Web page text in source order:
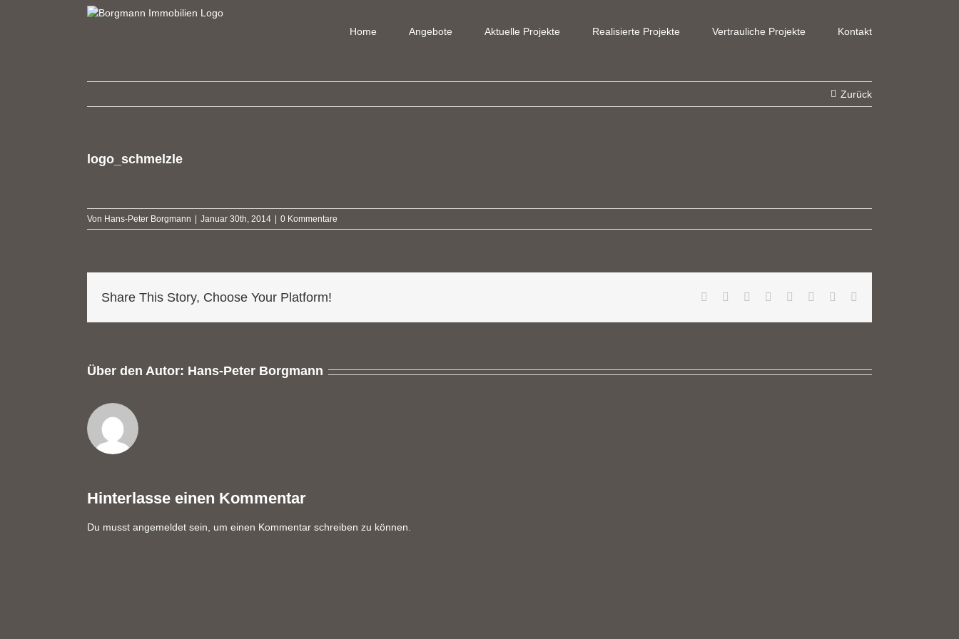
Home Angebote Aktuelle Projekte Realisierte Projekte Vertrauliche Projekte Kontakt
Zurück
logo_schmelzle
Von Hans-Peter Borgmann Januar 30th, 2014 0 Kommentare
Share This Story, Choose Your Platform! Facebook Reddit LinkedIn
TumblrPinterest
Über den Autor: Hans-Peter Borgmann
Hinterlasse einen Kommentar
Du musst angemeldet sein, um einen Kommentar schreiben zu können.